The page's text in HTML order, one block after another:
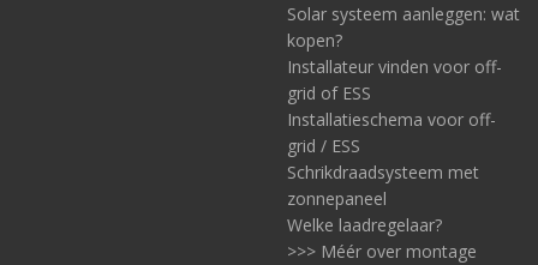
Solar systeem aanleggen: wat
kopen?
Installateur vinden voor off-
grid of ESS
Installatieschema voor off-
grid / ESS
Schrikdraadsysteem met
zonnepaneel
Welke laadregelaar?
>>> Méér over montage